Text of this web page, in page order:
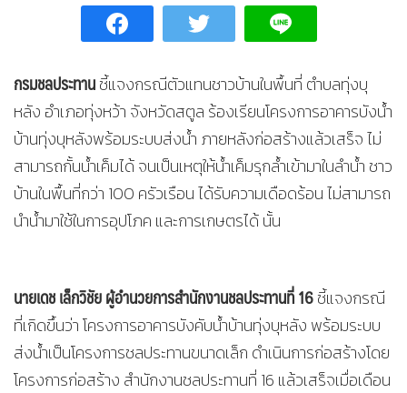
กรมชลประทานชี้แจงกรณีตัวแทนชาวบ้านในพื้นที่ ตำบลทุ่งบุ
หลัง อำเภอทุ่งหว้า จังหวัดสตูล ร้องเรียนโครงการอาคารบังน้ำ
บ้านทุ่งบุหลังพร้อมระบบส่งน้ำ ภายหลังก่อสร้างแล้วเสร็จ ไม่
สามารถกั้นน้ำเค็มได้ จนเป็นเหตุให้น้ำเค็มรุกล้ำเข้ามาในลำน้ำ ชาว
บ้านในพื้นที่กว่า 100 ครัวเรือน ได้รับความเดือดร้อน ไม่สามารถ
นำน้ำมาใช้ในการอุปโภค และการเกษตรได้ นั้น
นายเดช เล็กวิชัย ผู้อำนวยการสำนักงานชลประทานที่16ชี้แจงกรณี
ที่เกิดขึ้นว่า โครงการอาคารบังคับน้ำบ้านทุ่งบุหลัง พร้อมระบบ
ส่งน้ำเป็นโครงการชลประทานขนาดเล็ก ดำเนินการก่อสร้างโดย
โครงการก่อสร้าง สำนักงานชลประทานที่ 16 แล้วเสร็จเมื่อเดือน